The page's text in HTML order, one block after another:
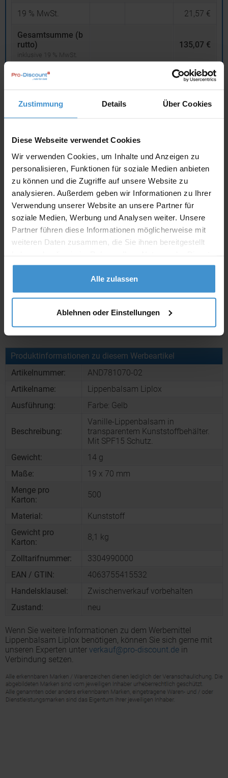
Zustimmung Details Über Cookies
Diese Webseite verwendet Cookies
Wir verwenden Cookies, um Inhalte und Anzeigen zu
personalisieren, Funktionen für soziale Medien anbieten
zu können und die Zugriffe auf unsere Website zu
analysieren. Außerdem geben wir Informationen zu Ihrer
Verwendung unserer Website an unsere Partner für
soziale Medien, Werbung und Analysen weiter. Unsere
Partner führen diese Informationen möglicherweise mit
weiteren Daten zusammen, die Sie ihnen bereitgestellt
gesammelt haben.
Alle zulassen
Ablehnen oder Einstellungen
19 % MwSt. 21,57 €
Gesamtsumme (b
rutto)
inklusive 19 % MwSt.
135,07 €
netto
Warenkorb
Angebot drucken
Individuelle Anfrage
Lieferzeiten
Artikel mit Werbeanbringung: ca. 10 Werktage
Muster mit Ihrer
Werbeanbringung zur Freigabe
ca. 10 Werktage
Artikel ohne Werbeanbringung: ca. 3 - 5 Werktage
Muster: ca. 3 - 5 Werktage
Muster bestellen
Produktinformationen zu diesem Werbeartikel
Artikelnummer:
AND781070-02
Artikelname:
Lippenbalsam Liplox
Ausführung:
Farbe: Gelb
Beschreibung:
Vanille-Lippenbalsam in
transparentem Kunststoffbehälter.
Mit SPF15 Schutz.
Gewicht:
14 g
Maße:
19 x 70 mm
Menge pro
Karton:
500
Material:
Kunststoff
Gewicht pro
Karton:
8,1 kg
Zolltarifnummer:
3304990000
EAN / GTIN:
4063755415532
Handelsklausel:
Zwischenverkauf vorbehalten
Zustand:
neu
Wenn Sie weitere Informationen zu dem Werbemittel
Lippenbalsam Liplox benötigen, können Sie sich gerne mit
unseren Experten unter verkauf@pro-discount.de in
Verbindung setzen.